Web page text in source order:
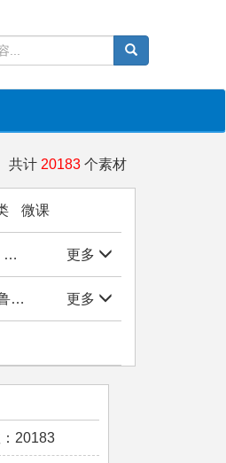
共计 20183 个素材
微课
学生作品 实验/实训/实习
更多
与工匠精神 更多
20183